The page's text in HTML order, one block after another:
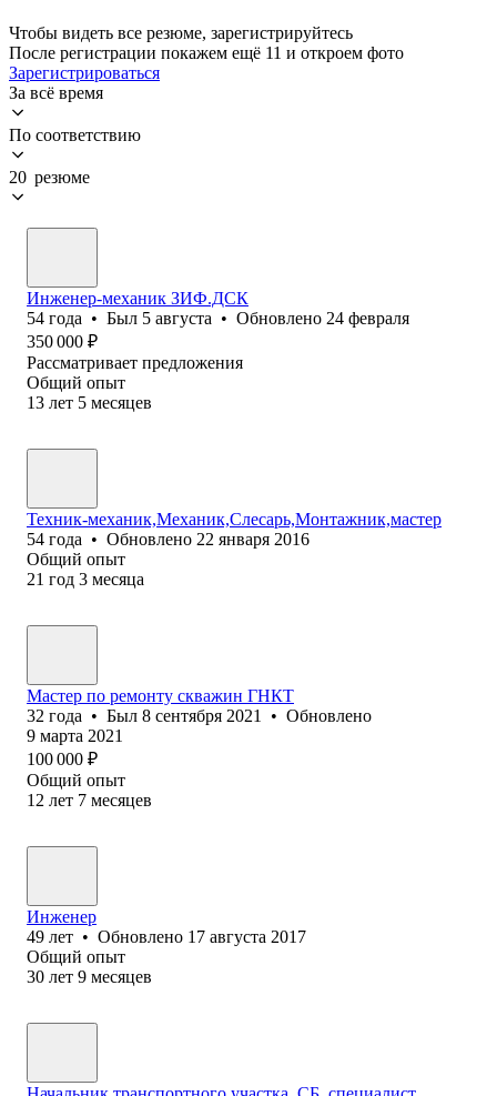
Чтобы видеть все резюме, зарегистрируйтесь
После регистрации покажем ещё 11 и откроем фото
Зарегистрироваться
За всё время
По соответствию
20 резюме
Инженер-механик ЗИФ.ДСК
54 года • Был 5 августа • Обновлено 24 февраля
350 000 ₽
Рассматривает предложения
Общий опыт
13 лет 5 месяцев
Техник-механик,Механик,Слесарь,Монтажник,мастер
54 года • Обновлено 22 января 2016
Общий опыт
21 год 3 месяца
Мастер по ремонту скважин ГНКТ
32 года • Был 8 сентября 2021 • Обновлено
9 марта 2021
100 000 ₽
Общий опыт
12 лет 7 месяцев
Инженер
49 лет • Обновлено 17 августа 2017
Общий опыт
30 лет 9 месяцев